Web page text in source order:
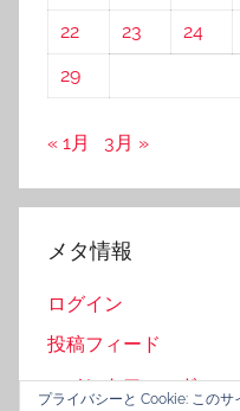
22
23 24
29
« 1月 3月 »
メタ情報
ログイン
投稿フィード
コメントフィード
プライバシーと Cookie: この